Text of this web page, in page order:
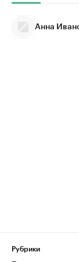
Анна
Рубрики